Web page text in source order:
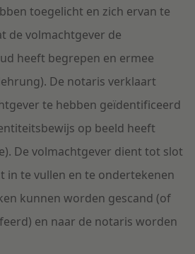
toegelicht en zich ervan te
de volmachtgever de
heeft begrepen en ermee
De notaris verklaart
te hebben geïdentificeerd
op beeld heeft
De volmachtgever dient tot slot
in te vullen en te ondertekenen
kunnen worden gescand (of
en naar de notaris worden